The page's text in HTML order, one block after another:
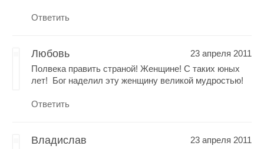
Ответить
Любовь
23 апреля 2011
Полвека править страной! Женщине! С таких юных
лет! Бог наделил эту женщину великой мудростью!
Ответить
Владислав
23 апреля 2011